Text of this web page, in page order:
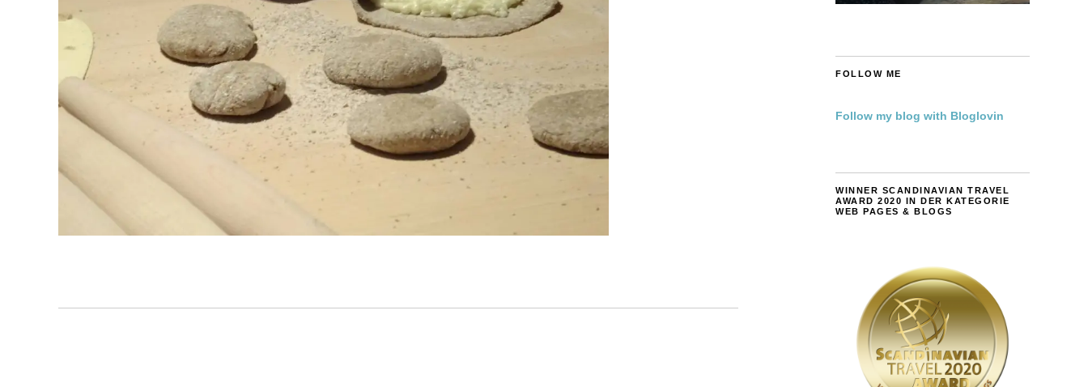
FOLLOW ME
Follow my blog with Bloglovin
WINNER SCANDINAVIAN TRAVEL
AWARD 2020 IN DER KATEGORIE
WEB PAGES & BLOGS